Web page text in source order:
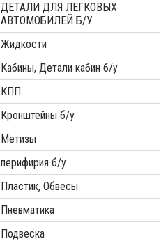
ДЕТАЛИ ДЛЯ ЛЕГКОВЫХ
АВТОМОБИЛЕЙ Б/У
Жидкости
Кабины, Детали кабин б/у
КПП
Кронштейны б/у
Метизы
перифирия б/у
Пластик, Обвесы
Пневматика
Подвеска